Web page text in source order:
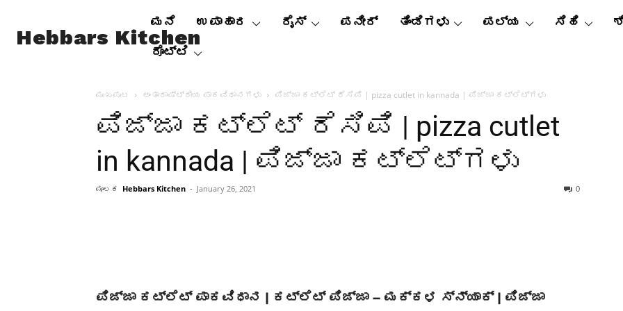
Hebbars Kitchen
ಮನೆ ಉಪಾಹಾರ ರೈಸ್ ಪನೀರ್ ತಿಂಡಿಗಳು ಪಲ್ಯ ಸಿಹಿ
ರೊಟ್ಟಿ
ಮುಖಪುಟ ಅಂತಾರಾಷ್ಟ್ರೀಯ ಪಾಕವಿಧಾನಗಳು ಪಿಜ್ಜಾ ಕಟ್ಲೆಟ್ ರೆಸಿಪಿ | pizza cutlet in kannada | ಪಿಜ್ಜಾ ಕಟ್ಲೆಟ್‌ಗಳು
ಪಿಜ್ಜಾ ಕಟ್ಲೆಟ್ ರೆಸಿಪಿ | pizza cutlet
in kannada | ಪಿಜ್ಜಾ ಕಟ್ಲೆಟ್‌ಗಳು
ಮೂಲಕ Hebbars Kitchen - January 26, 2021 0
ಪಿಜ್ಜಾ ಕಟ್ಲೆಟ್ ಪಾಕವಿಧಾನ | ಕಟ್ಲೆಟ್ ಪಿಜ್ಜಾ – ಮಕ್ಕಳ ಸ್ನ್ಯಾಕ್ | ಪಿಜ್ಜಾ